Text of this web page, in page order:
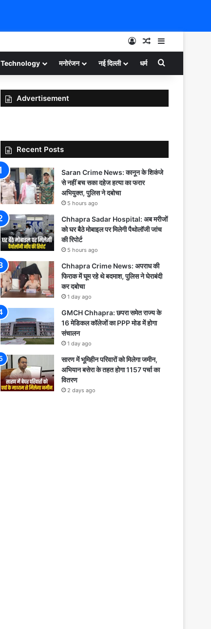
Log InRandom Article
Sidebar
Technology मनोरंजन नई दिल्ली धर्म Search for
Advertisement
Recent Posts
Saran Crime News: कानून के शिकंजे
से नहीं बच सका दहेज हत्या का फरार
अभियुक्त, पुलिस ने दबोचा
5 hours ago
Chhapra Sadar Hospital: अब मरीजों
को घर बैठे मोबाइल पर मिलेगी पैथोलॉजी जांच
की रिपोर्ट
5 hours ago
Chhapra Crime News: अपराध की
फिराक में घूम रहे थे बदमाश, पुलिस ने घेराबंदी
कर दबोचा
1 day ago
GMCH Chhapra: छपरा समेत राज्य के
16 मेडिकल कॉलेजों का PPP मोड में होगा
संचालन
1 day ago
सारण में भूमिहीन परिवारों को मिलेगा जमीन,
अभियान बसेरा के तहत होगा 1157 पर्चा का
वितरण
2 days ago